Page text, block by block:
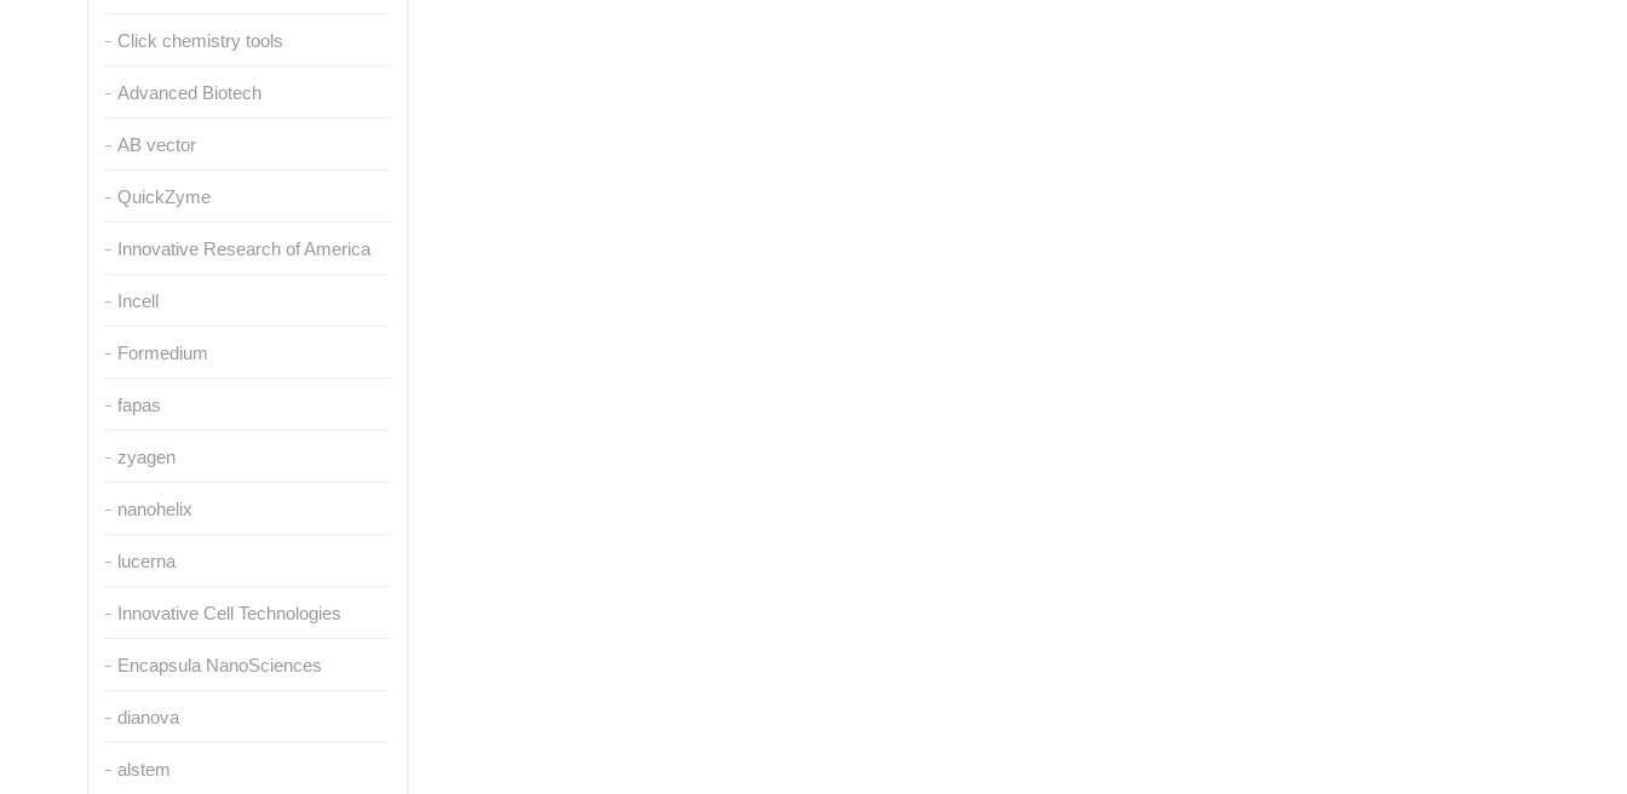
Click chemistry tools
Advanced Biotech
AB vector
QuickZyme
Innovative Research of America
Incell
Formedium
fapas
zyagen
nanohelix
lucerna
Innovative Cell Technologies
Encapsula NanoSciences
dianova
alstem